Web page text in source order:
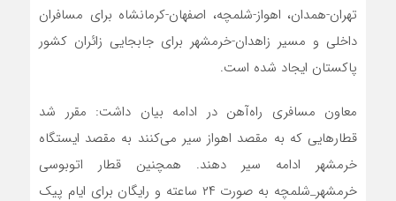
تهران-همدان، اهواز-شلمچه، اصفهان-کرمانشاه برای مسافران
داخلی و مسیر زاهدان-خرمشهر برای جابجایی زائران کشور
پاکستان ایجاد شده است.
معاون مسافری راه‌آهن در ادامه بیان داشت: مقرر شد
قطارهایی که به مقصد اهواز سیر می‌کنند به مقصد ایستگاه
خرمشهر ادامه سیر دهند. همچنین قطار اتوبوسی
خرمشهر_شلمچه به صورت ۲۴ ساعته و رایگان برای ایام پیک